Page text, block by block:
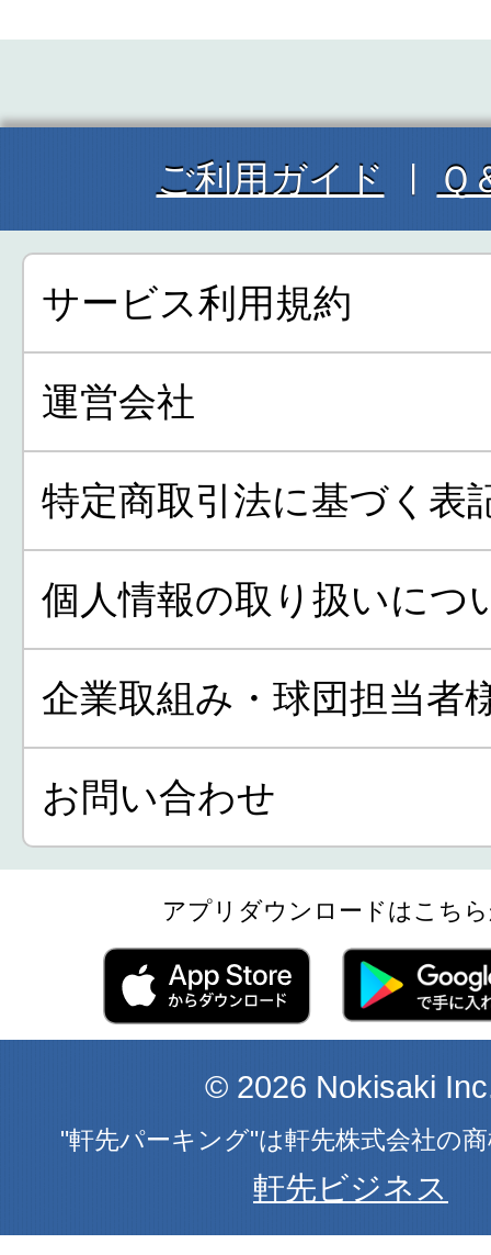
ご利用ガイド Ｑ
サービス利用規約
運営会社
特定商取引法に基づく表
個人情報の取り扱いにつ
企業取組み・球団担当者
お問い合わせ
アプリダウンロードはこち
© 2026 Nokisaki
"軒先パーキング"は軒先株式会社の
軒先ビジネス